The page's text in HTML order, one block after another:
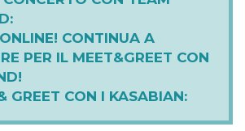
CONTINUA A
PER IL MEET&GREET CON
GREET CON I KASABIAN: